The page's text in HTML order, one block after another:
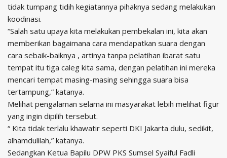
tidak tumpang tidih kegiatannya pihaknya sedang melakukan
koodinasi.
“Salah satu upaya kita melakukan pembekalan ini, kita akan
memberikan bagaimana cara mendapatkan suara dengan
cara sebaik-baiknya , artinya tanpa pelatihan ibarat satu
tempat itu tiga caleg kita sama, dengan pelatihan ini mereka
mencari tempat masing-masing sehingga suara bisa
tertampung,” katanya.
Melihat pengalaman selama ini masyarakat lebih melihat figur
yang ingin dipilih tersebut.
“ Kita tidak terlalu khawatir seperti DKI Jakarta dulu, sedikit,
alhamdulilah,” katanya.
Sedangkan Ketua Bapilu DPW PKS Sumsel Syaiful Fadli